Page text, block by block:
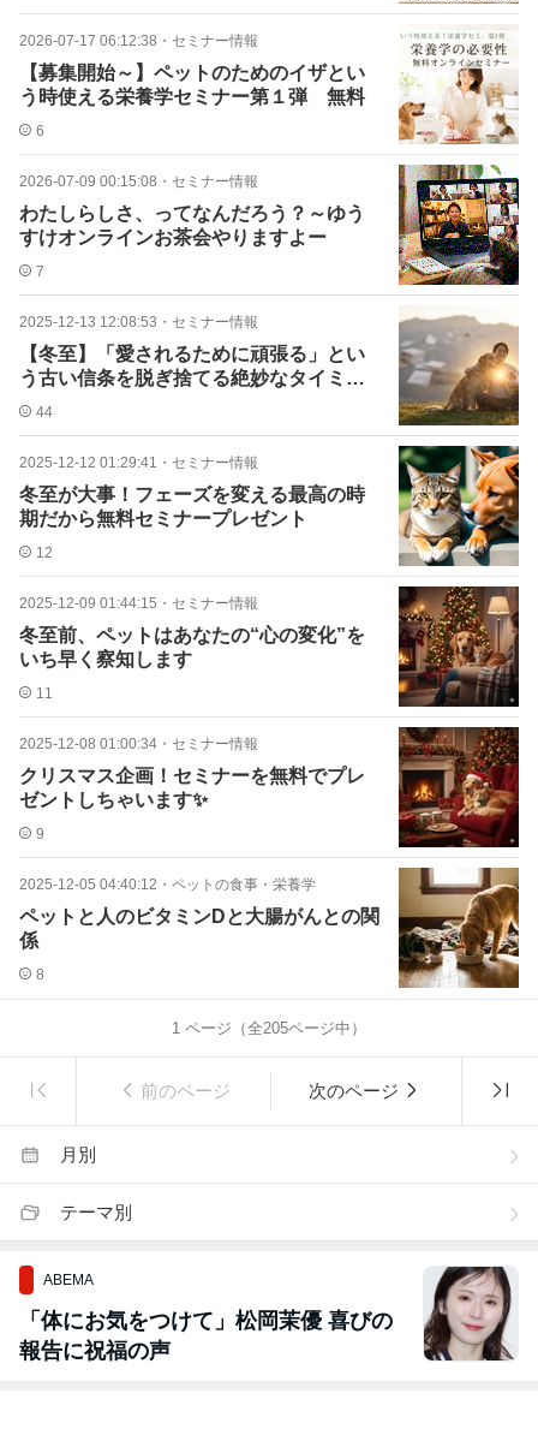
2026-07-17 06:12:38 ・ セミナー情報
【募集開始～】ペットのためのイザとい
う時使える栄養学セミナー第１弾 無料
6
2026-07-09 00:15:08 ・ セミナー情報
わたしらしさ、ってなんだろう？～ゆう
すけオンラインお茶会やりますよー
7
2025-12-13 12:08:53 ・ セミナー情報
【冬至】「愛されるために頑張る」とい
う古い信条を脱ぎ捨てる絶妙なタイミン
グ 44
2025-12-12 01:29:41 ・ セミナー情報
冬至が大事！フェーズを変える最高の時
期だから無料セミナープレゼント
12
2025-12-09 01:44:15 ・ セミナー情報
冬至前、ペットはあなたの“心の変化”を
いち早く察知します
11
2025-12-08 01:00:34 ・ セミナー情報
クリスマス企画！セミナーを無料でプレ
ゼントしちゃいます✨
9
2025-12-05 04:40:12 ・ ペットの食事・栄養学
ペットと人のビタミンDと大腸がんとの関
係
8
1 ページ（全205ページ中）
前のページ 次のページ
月別
テーマ別
ABEMA
「体にお気をつけて」松岡茉優 喜びの
報告に祝福の声